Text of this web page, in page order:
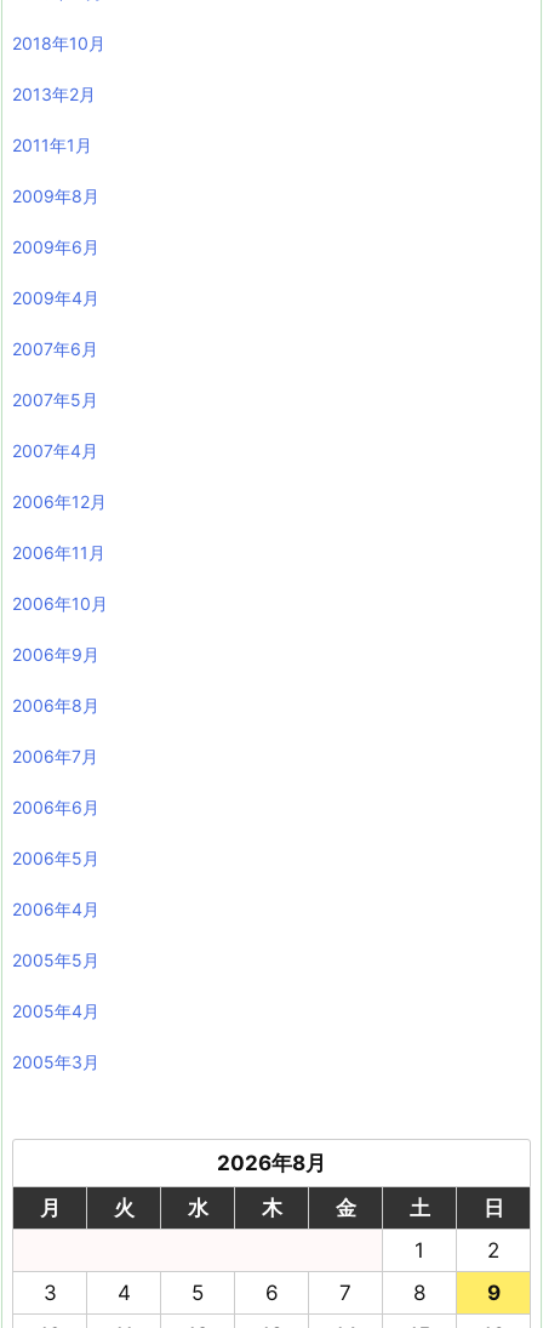
2018年10月
2013年2月
2011年1月
2009年8月
2009年6月
2009年4月
2007年6月
2007年5月
2007年4月
2006年12月
2006年11月
2006年10月
2006年9月
2006年8月
2006年7月
2006年6月
2006年5月
2006年4月
2005年5月
2005年4月
2005年3月
2026年8月
月
火 水 木 金 土
日
1
2
3
4 5 6 7 8
9